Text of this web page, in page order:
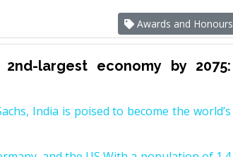
Awards and Honours
largest economy by 2075:
India is poised to become the world’s